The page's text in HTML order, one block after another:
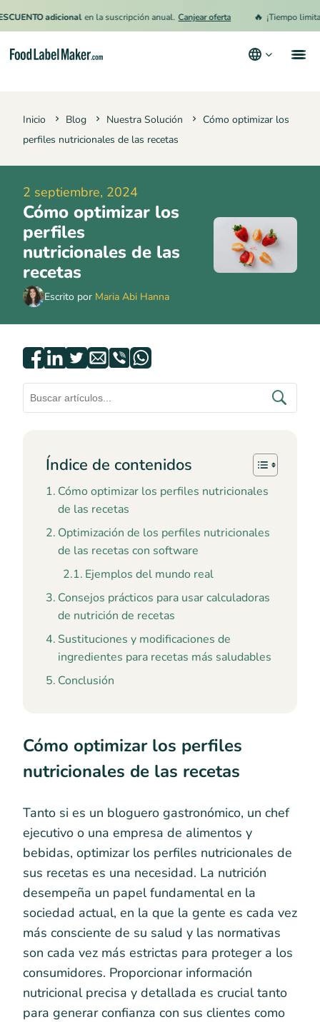
adicional en la suscripción anual. Canjear oferta 🔥 ¡Tiempo limitado!
Inicio Blog Nuestra Solución
Cómo optimizar los
perfiles nutricionales de las recetas
2 septiembre, 2024
Cómo optimizar los
perfiles
nutricionales de las
recetas
Escrito por Maria Abi Hanna
Índice de contenidos
Cómo optimizar los perfiles nutricionales
de las recetas
Optimización de los perfiles nutricionales
de las recetas con software
Ejemplos del mundo real
Consejos prácticos para usar calculadoras
de nutrición de recetas
Sustituciones y modificaciones de
ingredientes para recetas más saludables
Conclusión
Cómo optimizar los perfiles
nutricionales de las recetas
Tanto si es un bloguero gastronómico, un chef
ejecutivo o una empresa de alimentos y
bebidas, optimizar los perfiles nutricionales de
sus recetas es una necesidad. La nutrición
desempeña un papel fundamental en la
sociedad actual, en la que la gente es cada vez
más consciente de su salud y las normativas
son cada vez más estrictas para proteger a los
consumidores. Proporcionar información
nutricional precisa y detallada es crucial tanto
para generar confianza con sus clientes como
Contrata a un Especialista
Recursos
Términos y condiciones
Política de privacidad